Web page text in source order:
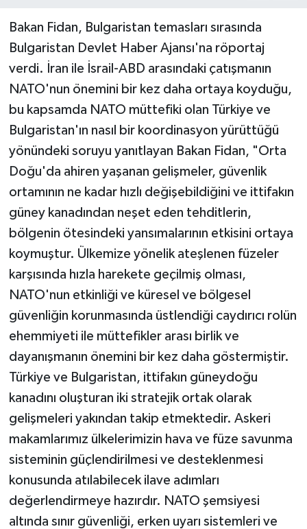
Bakan Fidan, Bulgaristan temasları sırasında
Bulgaristan Devlet Haber Ajansı'na röportaj
verdi. İran ile İsrail-ABD arasındaki çatışmanın
NATO'nun önemini bir kez daha ortaya koyduğu,
bu kapsamda NATO müttefiki olan Türkiye ve
Bulgaristan'ın nasıl bir koordinasyon yürüttüğü
yönündeki soruyu yanıtlayan Bakan Fidan, "Orta
Doğu'da ahiren yaşanan gelişmeler, güvenlik
ortamının ne kadar hızlı değişebildiğini ve ittifakın
güney kanadından neşet eden tehditlerin,
bölgenin ötesindeki yansımalarının etkisini ortaya
koymuştur. Ülkemize yönelik ateşlenen füzeler
karşısında hızla harekete geçilmiş olması,
NATO'nun etkinliği ve küresel ve bölgesel
güvenliğin korunmasında üstlendiği caydırıcı rolün
ehemmiyeti ile müttefikler arası birlik ve
dayanışmanın önemini bir kez daha göstermiştir.
Türkiye ve Bulgaristan, ittifakın güneydoğu
kanadını oluşturan iki stratejik ortak olarak
gelişmeleri yakından takip etmektedir. Askeri
makamlarımız ülkelerimizin hava ve füze savunma
sisteminin güçlendirilmesi ve desteklenmesi
konusunda atılabilecek ilave adımları
değerlendirmeye hazırdır. NATO şemsiyesi
altında sınır güvenliği, erken uyarı sistemleri ve